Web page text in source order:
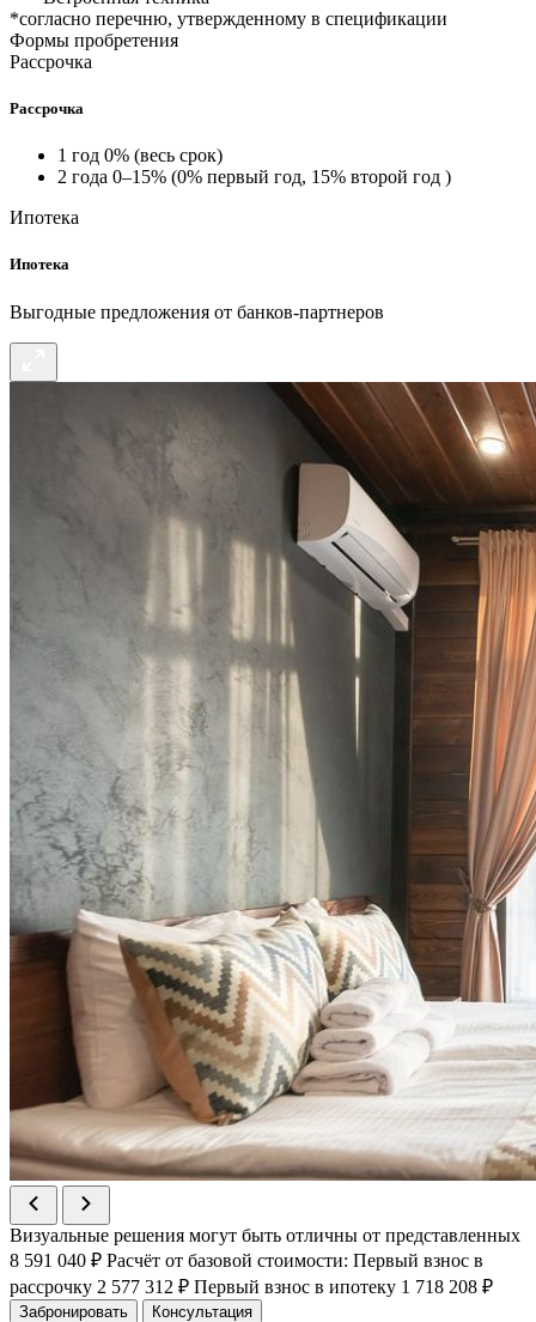
*согласно перечню, утвержденному в спецификации
Формы пробретения
Рассрочка
Рассрочка
1 год 0% (весь срок)
2 года 0–15% (0% первый год, 15% второй год )
Ипотека
Ипотека
Выгодные предложения от банков-партнеров
Визуальные решения могут быть отличны от представленных
8 591 040 ₽ Расчёт от базовой стоимости: Первый взнос в
рассрочку 2 577 312 ₽ Первый взнос в ипотеку 1 718 208 ₽
Забронировать Консультация